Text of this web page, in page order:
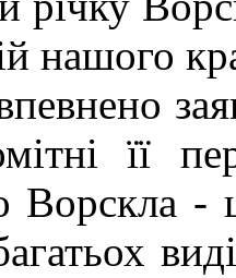
нашого
її
Ворскла -